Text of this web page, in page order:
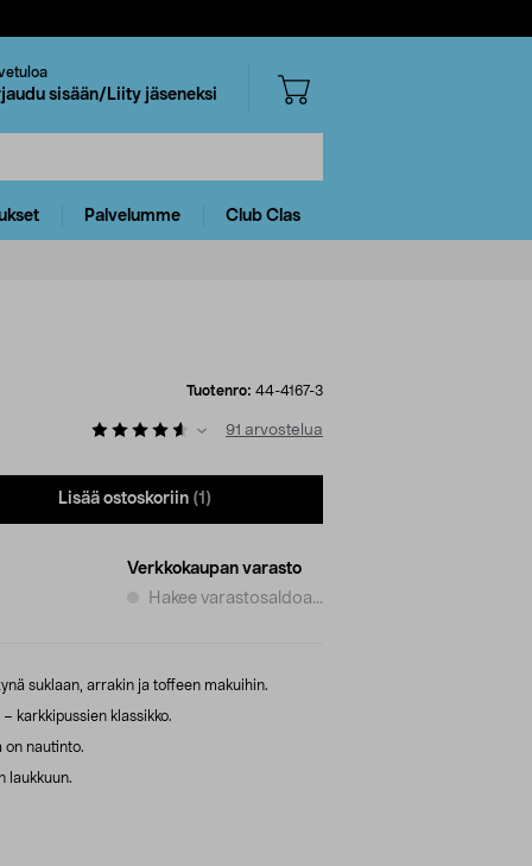
sisään/Liity jäseneksi
Palvelumme Club Clas
Tuotenro: 44-4167-3
91 arvostelua
Lisää ostoskoriin (1)
Verkkokaupan varasto
Hakee varastosaldoa...
suklaan, arrakin ja toffeen makuihin.
karkkipussien klassikko.
on nautinto.
laukkuun.